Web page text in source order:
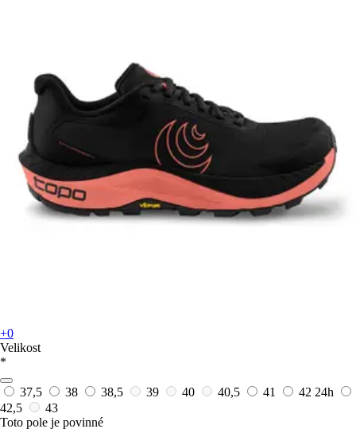
+0
Velikost
*
37,5 38 38,5 39 40 40,5 41 42 24h
42,5
43
Toto pole je povinné